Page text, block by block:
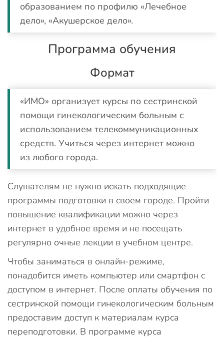
образованием по профилю «Лечебное
дело», «Акушерское дело».
Программа обучения
Формат
«ИМО» организует курсы по сестринской
помощи гинекологическим больным с
использованием телекоммуникационных
средств. Учиться через интернет можно
из любого города.
Слушателям не нужно искать подходящие
программы подготовки в своем городе. Пройти
повышение квалификации можно через
интернет в удобное время и не посещать
регулярно очные лекции в учебном центре.
Чтобы заниматься в онлайн-режиме,
понадобится иметь компьютер или смартфон с
доступом в интернет. После оплаты обучения по
сестринской помощи гинекологическим больным
предоставим доступ к материалам курса
переподготовки. В программе курса